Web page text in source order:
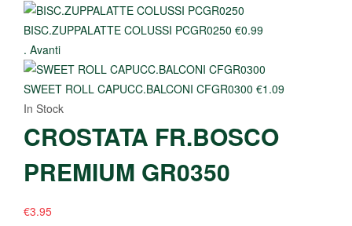
BISC.ZUPPALATTE COLUSSI PCGR0250 €0.99
. Avanti
SWEET ROLL CAPUCC.BALCONI CFGR0300 €1.09
In Stock
CROSTATA FR.BOSCO
PREMIUM GR0350
€3.95